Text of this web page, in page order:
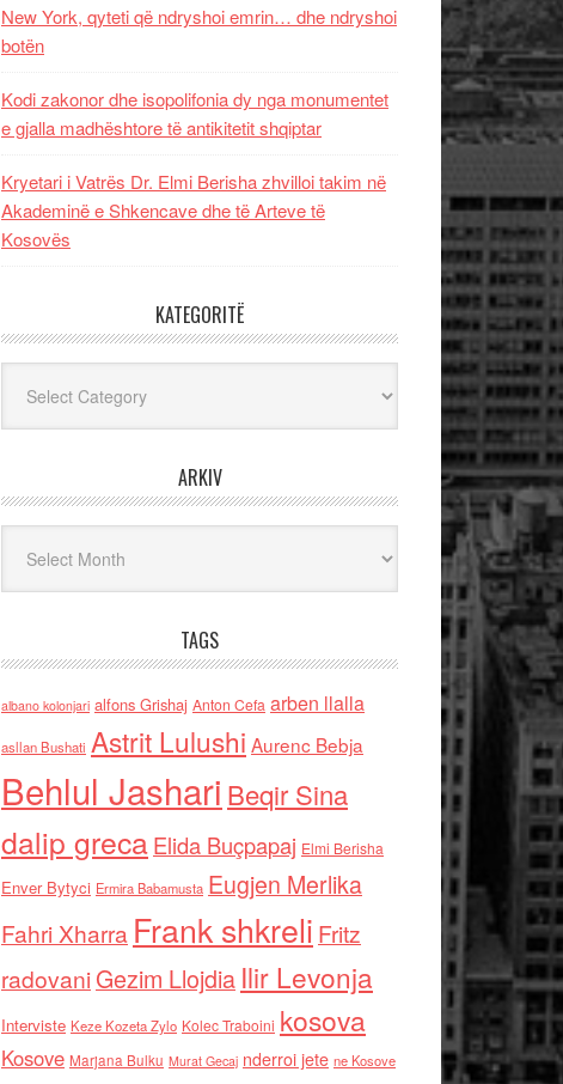
New York, qyteti që ndryshoi emrin… dhe ndryshoi
botën
Kodi zakonor dhe isopolifonia dy nga monumentet
e gjalla madhështore të antikitetit shqiptar
Kryetari i Vatrës Dr. Elmi Berisha zhvilloi takim në
Akademinë e Shkencave dhe të Arteve të
Kosovës
KATEGORITË
ARKIV
TAGS
albano kolonjari alfons Grishaj Anton Cefa arben llalla
asllan Bushati Astrit Lulushi Aurenc Bebja
Behlul Jashari Beqir Sina
dalip grecaElida Buçpapaj Elmi Berisha
Enver Bytyci Ermira Babamusta Eugjen Merlika
Fahri Xharra Frank shkreli Fritz
radovaniGezim Llojdia Ilir Levonja
Interviste Keze Kozeta Zylo Kolec Traboini kosova
Kosove Marjana Bulku Murat Gecaj nderroi jete ne Kosove